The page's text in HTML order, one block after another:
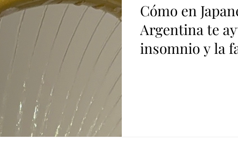
Cómo en
Argentina te
insomnio y la